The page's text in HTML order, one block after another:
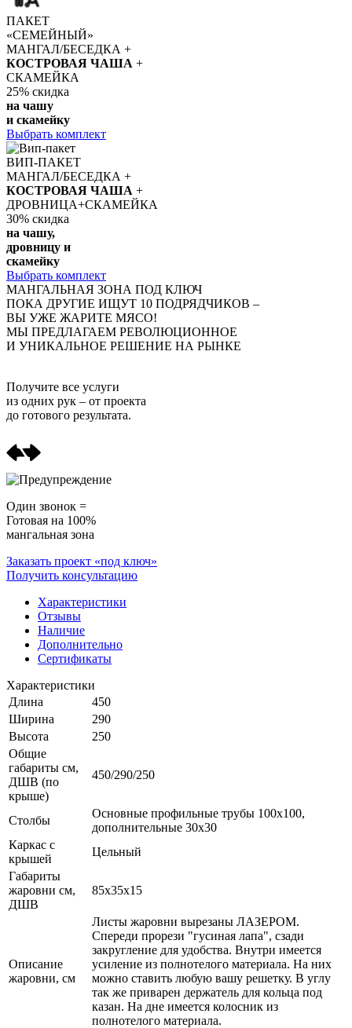
ПАКЕТ
«СЕМЕЙНЫЙ»
МАНГАЛ/БЕСЕДКА +
КОСТРОВАЯ ЧАША +
СКАМЕЙКА
25% скидка
на чашу
и скамейку
Выбрать комплект
ВИП-ПАКЕТ
МАНГАЛ/БЕСЕДКА +
КОСТРОВАЯ ЧАША +
ДРОВНИЦА+СКАМЕЙКА
30% скидка
на чашу,
дровницу и
скамейку
Выбрать комплект
МАНГАЛЬНАЯ ЗОНА ПОД КЛЮЧ
ПОКА ДРУГИЕ ИЩУТ 10 ПОДРЯДЧИКОВ –
ВЫ УЖЕ ЖАРИТЕ МЯСО!
МЫ ПРЕДЛАГАЕМ РЕВОЛЮЦИОННОЕ
И УНИКАЛЬНОЕ РЕШЕНИЕ НА РЫНКЕ
Получите все услуги
из одних рук – от проекта
до готового результата.
Один звонок =
Готовая на 100%
мангальная зона
Заказать проект «под ключ»
Получить консультацию
Характеристики
Отзывы
Наличие
Дополнительно
Сертификаты
Характеристики
Длина
450
Ширина
290
Высота
250
Общие
габариты см,
ДШВ (по
крыше)
450/290/250
Столбы
Основные профильные трубы 100x100,
дополнительные 30x30
Каркас с
крышей
Цельный
Габариты
жаровни см,
ДШВ
85x35x15
Описание
жаровни, см
Листы жаровни вырезаны ЛАЗЕРОМ.
Спереди прорези "гусиная лапа", сзади
закругление для удобства. Внутри имеется
усиление из полнотелого материала. На них
можно ставить любую вашу решетку. В углу
так же приварен держатель для кольца под
казан. На дне имеется колосник из
полнотелого материала.